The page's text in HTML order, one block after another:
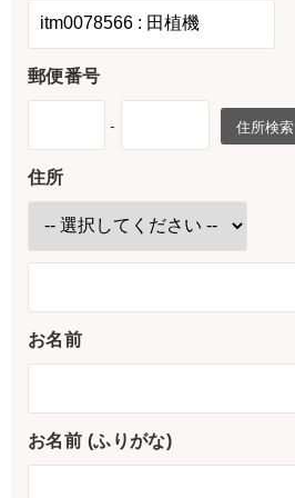
郵便番号
- 住所検索
住所
お名前
お名前 (ふりがな)